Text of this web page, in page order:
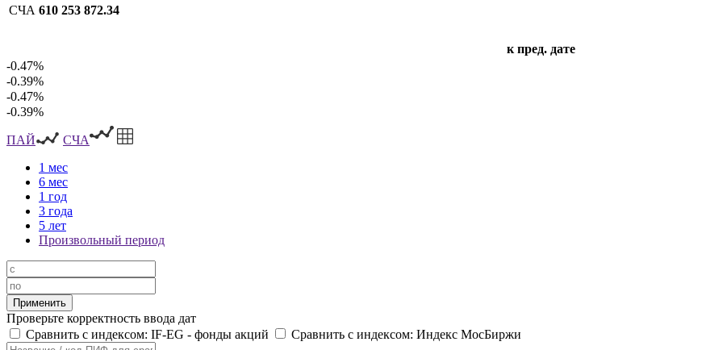
СЧА 610 253 872.34
к пред. дате
-0.47%
-0.39%
-0.47%
-0.39%
ПАЙ
СЧА
1 мес
6 мес
1 год
3 года
5 лет
Произвольный период
Проверьте корректность ввода дат
Сравнить с индексом: IF-EG - фонды акций
Сравнить с индексом: Индекс МосБиржи